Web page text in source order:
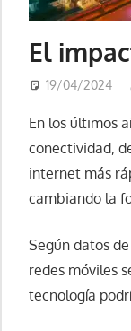
El
19/04/2024
En los últimos
conectividad,
internet más
cambiando la
Según datos de
redes móviles
tecnología